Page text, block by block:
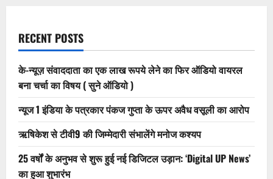
RECENT POSTS
के-न्यूज़ संवाददाता का एक लाख रूपये लेने का फिर ऑडियो वायरल
बना चर्चा का विषय ( सुने ऑडियो )
न्यूज 1 इंडिया के पत्रकार पंकज गुप्ता के ऊपर अवैध वसूली का आरोप
ऋषिकेश से टीवी9 की जिम्मेदारी संभालेंगे मनोज कश्यप
25 वर्षों के अनुभव से शुरू हुई नई डिजिटल उड़ान: ‘Digital UP News’
का हुआ शुभारंभ